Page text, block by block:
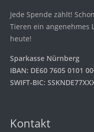
Jede Spende zählt!
Tieren ein angenehmes
heute!
Sparkasse Nürnberg
IBAN: DE60 7605 0101
SWIFT-BIC:
Kontakt